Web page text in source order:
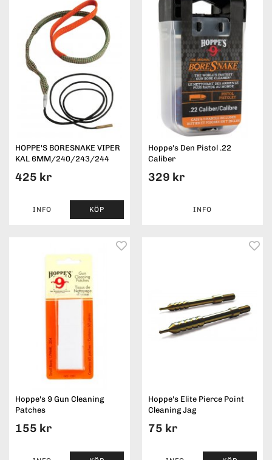
HOPPE'S BORESNAKE VIPER
KAL 6MM/240/243/244
425 kr
INFO KÖP
Hoppe's Den Pistol .22
Caliber
329 kr
INFO
Hoppe's 9 Gun Cleaning
Patches
155 kr
Hoppe's Elite Pierce Point
Cleaning Jag
75 kr